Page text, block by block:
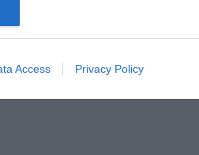
Access Privacy Policy
ninguna mujer en su
del mundo
políticas,
su carrera